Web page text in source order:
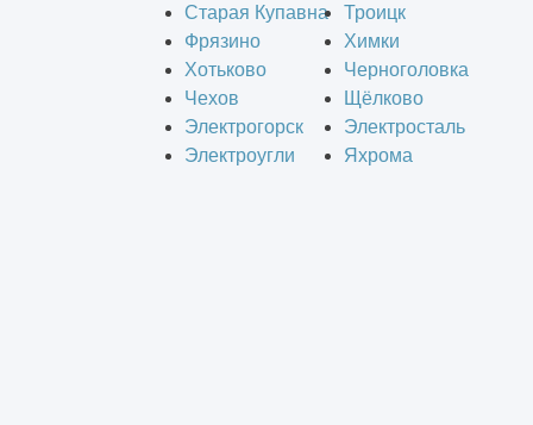
Старая Купавна
Троицк
Фрязино
Химки
Хотьково
Черноголовка
Чехов
Щёлково
Электрогорск
Электросталь
Электроугли
Яхрома